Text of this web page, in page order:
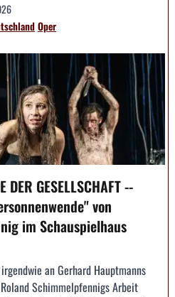
Oper
DER GESELLSCHAFT --
von
im Schauspielhaus
an Gerhard Hauptmanns
Schimmelpfennigs Arbeit